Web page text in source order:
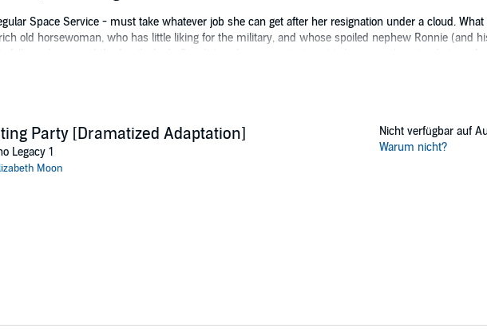
Space Service - must take whatever job she can get after her resignation under a cloud.
old horsewoman, who has little liking for the military, and whose spoiled nephew Ronnie (and
embarrassed the family. Lady Cecelia's only apparent interest is horses - she intends to go
David Coyne, Dylan Lynch, James Konicek, James Lewis, Michael John Casey, Mort Shelby,
Party [Dramatized Adaptation]
Legacy 1
Moon
Nicht verfügbar auf
Warum nicht?